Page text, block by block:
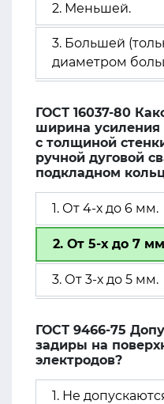
2. Меньшей.
3. Большей
диаметром
ГОСТ 16037-80
ширина усиления
с толщиной
ручной дуговой
подкладном
1. От 4-х до 6 мм.
2. От 5-х до 7
3. От 3-х до 5 мм.
ГОСТ 9466-75
задиры на
электродов?
1. Не